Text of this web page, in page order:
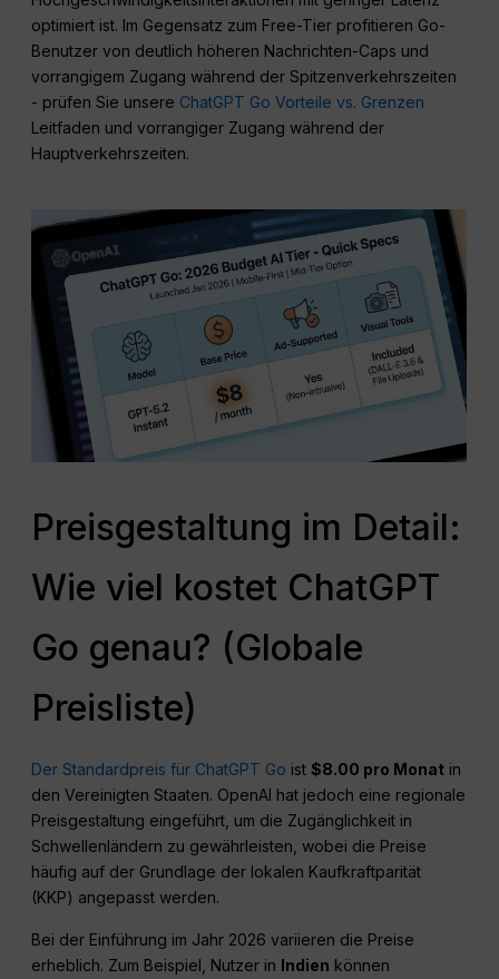
optimiert ist. Im Gegensatz zum Free-Tier profitieren Go-
Benutzer von deutlich höheren Nachrichten-Caps und
vorrangigem Zugang während der Spitzenverkehrszeiten
- prüfen Sie unsere ChatGPT Go Vorteile vs. Grenzen
Leitfaden und vorrangiger Zugang während der
Hauptverkehrszeiten.
Preisgestaltung im Detail:
Wie viel kostet ChatGPT
Go genau? (Globale
Preisliste)
Der Standardpreis für ChatGPT Go ist$8.00 pro Monat in
den Vereinigten Staaten. OpenAI hat jedoch eine regionale
Preisgestaltung eingeführt, um die Zugänglichkeit in
Schwellenländern zu gewährleisten, wobei die Preise
häufig auf der Grundlage der lokalen Kaufkraftparität
(KKP) angepasst werden.
Bei der Einführung im Jahr 2026 variieren die Preise
erheblich. Zum Beispiel, Nutzer in Indien können